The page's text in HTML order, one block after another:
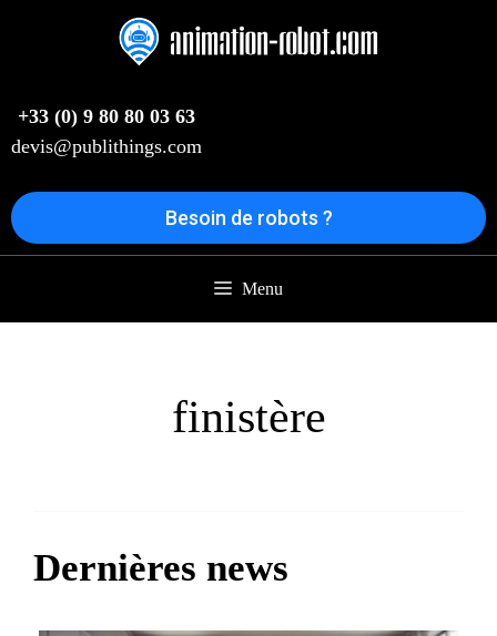
+33 (0) 9 80 80 03 63
devis@publithings.com
Besoin de robots ?
Menu
finistère
Dernières news